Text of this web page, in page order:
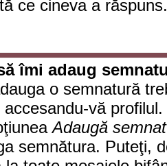
ce cineva a răspuns.
îmi adaug
o semnatură
accesandu-vă
Adaugă
semnătura. Puteţi,